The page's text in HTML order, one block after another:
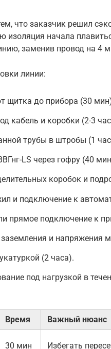
что заказчик решил
изоляция начала
заменив провод на 4
линии:
щитка до прибора (30
кабель и коробки (2-3
трубы в штробы (1
LS через гофру (40
коробок и
и подключение к
прямое подключение к
и напряжения
(2 часа).
под нагрузкой в
Время Важный нюанс
30 мин Избегать